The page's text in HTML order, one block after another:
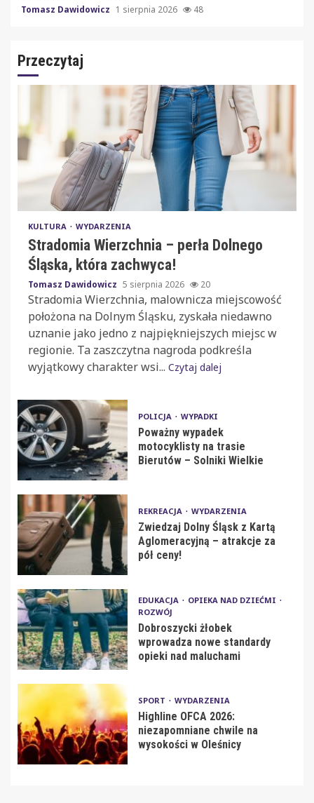
Tomasz Dawidowicz 1 sierpnia 2026 48
Przeczytaj
KULTURA WYDARZENIA
Stradomia Wierzchnia – perła Dolnego
Śląska, która zachwyca!
Tomasz Dawidowicz 5 sierpnia 2026 20
Stradomia Wierzchnia, malownicza miejscowość
położona na Dolnym Śląsku, zyskała niedawno
uznanie jako jedno z najpiękniejszych miejsc w
regionie. Ta zaszczytna nagroda podkreśla
wyjątkowy charakter wsi... Czytaj dalej
POLICJA WYPADKI
Poważny wypadek
motocyklisty na trasie
Bierutów – Solniki Wielkie
REKREACJA WYDARZENIA
Zwiedzaj Dolny Śląsk z Kartą
Aglomeracyjną – atrakcje za
pół ceny!
EDUKACJA
OPIEKA NAD DZIEĆMI
ROZWÓJ
Dobroszycki żłobek
wprowadza nowe standardy
opieki nad maluchami
SPORT WYDARZENIA
Highline OFCA 2026:
niezapomniane chwile na
wysokości w Oleśnicy